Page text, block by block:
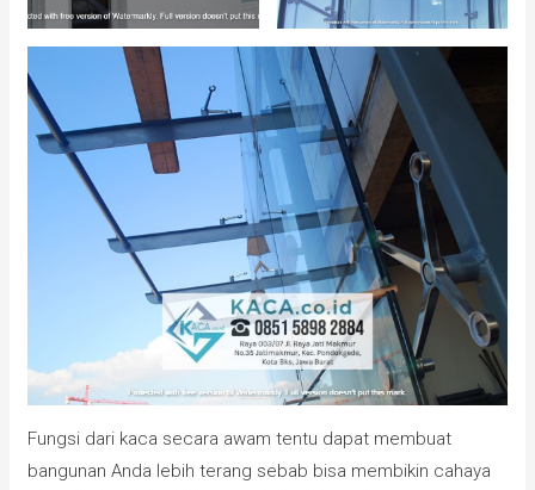
Fungsi dari kaca secara awam tentu dapat membuat
bangunan Anda lebih terang sebab bisa membikin cahaya